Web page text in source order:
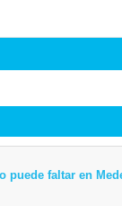
puede faltar en